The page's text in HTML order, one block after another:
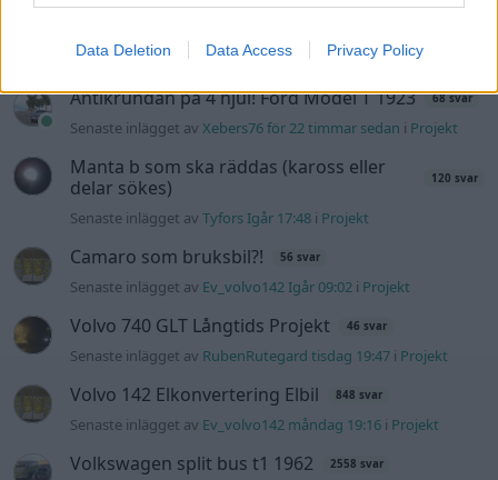
Data Deletion Data Access Privacy Policy
Renovering av en Honda Civic Aerodeck
Senaste inlägget av Xebers76 för 22 timmar sedaniProjekt
Antikrundan på 4 hjul! Ford Model T 1923 68 svar
Senaste inlägget avXebers76 för 22 timmar sedan i Projekt
Manta b som ska räddas (kaross eller
delar sökes)
120 svar
Senaste inlägget avTyfors Igår 17:48 i Projekt
Camaro som bruksbil?! 56 svar
Senaste inlägget av Ev_volvo142 Igår 09:02 i Projekt
Volvo 740 GLT Långtids Projekt 46 svar
Senaste inlägget av RubenRutegard tisdag 19:47 i Projekt
Volvo 142 Elkonvertering Elbil 848 svar
Senaste inlägget av Ev_volvo142 måndag 19:16 i Projekt
Volkswagen split bus t1 1962 2558 svar